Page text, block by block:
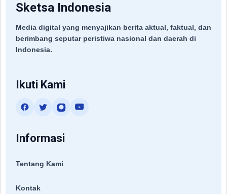
Sketsa Indonesia
Media digital yang menyajikan berita aktual, faktual, dan
berimbang seputar peristiwa nasional dan daerah di
Indonesia.
Ikuti Kami
Informasi
Tentang Kami
Kontak